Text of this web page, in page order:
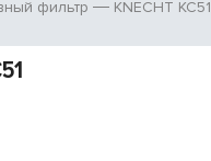
фильтр KNECHT KC51